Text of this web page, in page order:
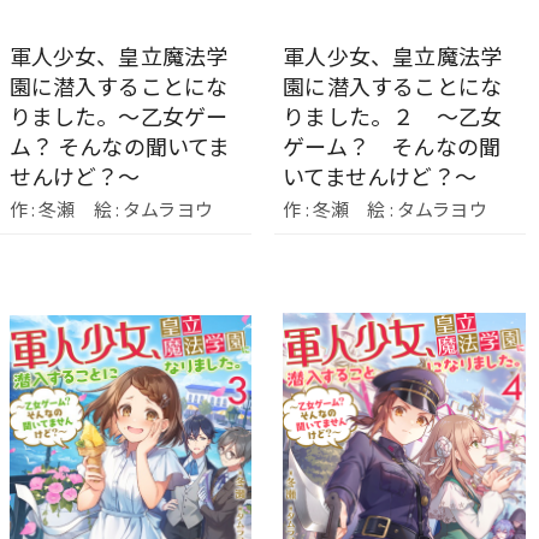
軍人少女、皇立魔法学
園に潜入することにな
りました。～乙女ゲー
ム？ そんなの聞いてま
せんけど？～
作 : 冬瀬 絵 : タムラヨウ
軍人少女、皇立魔法学
園に潜入することにな
りました。２ ～乙女
ゲーム？ そんなの聞
いてませんけど？～
作 : 冬瀬 絵 : タムラヨウ